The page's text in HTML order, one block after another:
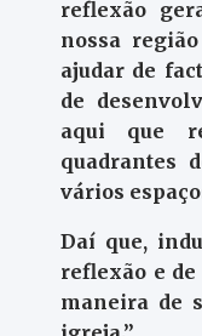
reflexão
nossa
ajudar de
de
aqui que
quadrantes
vários
Daí que,
reflexão e
maneira de